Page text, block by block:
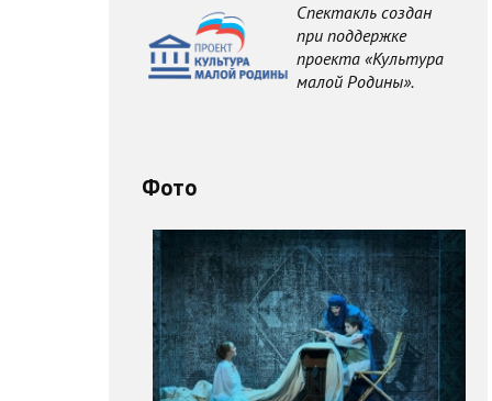
Спектакль создан
при поддержке
проекта «Культура
малой Родины».
Фото